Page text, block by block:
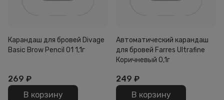
Карандаш для бровей Divage
Basic Brow Pencil 01 1,1г
269 ₽
В корзину
Автоматический карандаш
для бровей Farres Ultrafine
Коричневый 0,1г
249 ₽
В корзину